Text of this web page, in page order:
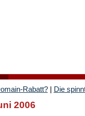
Rabatt? | Die
2006